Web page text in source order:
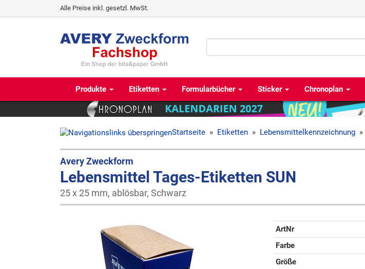
Alle Preise inkl. gesetzl. MwSt.
Produkte Etiketten Formularbücher Sticker Chronoplan
Startseite » Etiketten » Lebensmittelkennzeichnung »
Avery Zweckform
Lebensmittel Tages-Etiketten SUN
25 x 25 mm, ablösbar, Schwarz
ArtNr
Farbe
Größe